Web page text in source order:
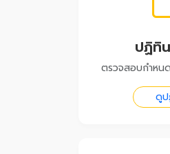
ปฏิทิ
ตรวจสอบกำหน
ดู